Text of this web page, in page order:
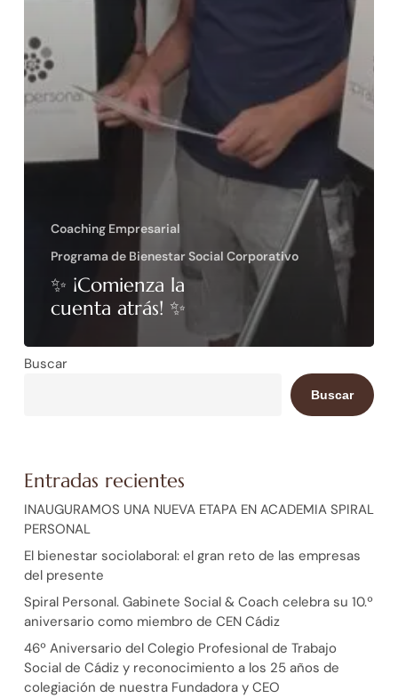
Coaching Empresarial
Programa de Bienestar Social Corporativo
✨ ¡Comienza la
cuenta atrás! ✨
Buscar
Buscar
Entradas recientes
INAUGURAMOS UNA NUEVA ETAPA EN ACADEMIA SPIRAL
PERSONAL
El bienestar sociolaboral: el gran reto de las empresas
del presente
Spiral Personal. Gabinete Social & Coach celebra su 10.º
aniversario como miembro de CEN Cádiz
46º Aniversario del Colegio Profesional de Trabajo
Social de Cádiz y reconocimiento a los 25 años de
colegiación de nuestra Fundadora y CEO